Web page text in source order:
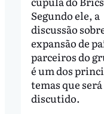
Segundo ele, a
discussão
expansão de
parceiros do
é um dos
temas que será
discutido.